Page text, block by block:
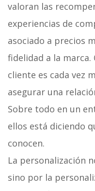
valoran las
experiencias de
asociado a precios
fidelidad a la marca.
cliente es cada vez
asegurar una
Sobre todo en un
ellos está diciendo
conocen.
La personalización
sino por la